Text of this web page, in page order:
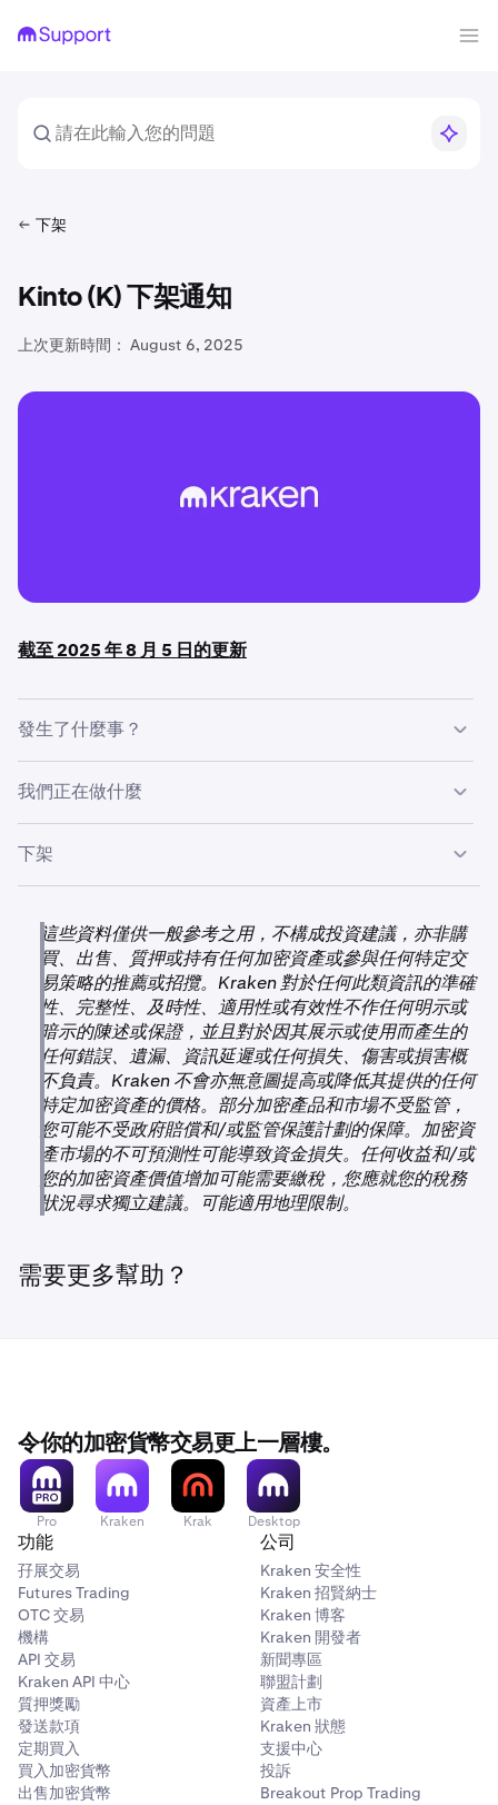
下架
Kinto (K) 下架通知
上次更新時間： August 6, 2025
截至 2025 年 8 月 5 日的更新
發生了什麼事？
於 2025 年 7 月 10 日，Kinto 代幣 (K) 遭到攻擊。應 Kinto
基金會要求，我們在事件發生後不久暫停了 K 的交易和提
款。作為回應，Kinto 基金會創建了一個新代幣 KINTO，以
取代受影響的版本。
我們正在做什麼
•
我們根據攻擊快照（區塊 356170028，2025 年 7 月
10 日，世界標準時間 08:37）時的 K 持有量，以 1:1
有 K，則無需採取任何行動。
KINTO提款已於 2025 年 8 月 6 日世界標準時間上午
03:00 開放。
KINTO 的交易和存款將保持停用。
下架
架日期確定，將會發送單獨的通知。
這些資料僅供一般參考之用，不構成投資建議，亦非購
買、出售、質押或持有任何加密資產或參與任何特定交
易策略的推薦或招攬。Kraken 對於任何此類資訊的準確
性、完整性、及時性、適用性或有效性不作任何明示或
暗示的陳述或保證，並且對於因其展示或使用而產生的
任何錯誤、遺漏、資訊延遲或任何損失、傷害或損害概
不負責。Kraken 不會亦無意圖提高或降低其提供的任何
特定加密資產的價格。部分加密產品和市場不受監管，
您可能不受政府賠償和/或監管保護計劃的保障。加密資
產市場的不可預測性可能導致資金損失。任何收益和/或
您的加密資產價值增加可能需要繳稅，您應就您的稅務
狀況尋求獨立建議。可能適用地理限制。
需要更多幫助？
令你的加密貨幣交易更上一層樓。
Pro Kraken Krak Desktop
功能
孖展交易
Futures Trading
OTC 交易
機構
API 交易
Kraken API 中心
質押獎勵
發送款項
定期買入
買入加密貨幣
出售加密貨幣
公司
Kraken 安全性
Kraken 招賢納士
Kraken 博客
Kraken 開發者
新聞專區
聯盟計劃
資產上市
Kraken 狀態
支援中心
投訴
Breakout Prop Trading